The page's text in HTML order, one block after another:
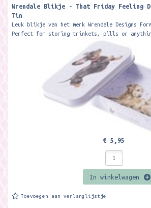
Wrendale Blikje - That Friday Feeling
Tin
Leuk blikje van het merk Wrendale Designs
Perfect for storing trinkets, pills or
€ 5,95
In winkelwagen
Toevoegen aan verlanglijstje